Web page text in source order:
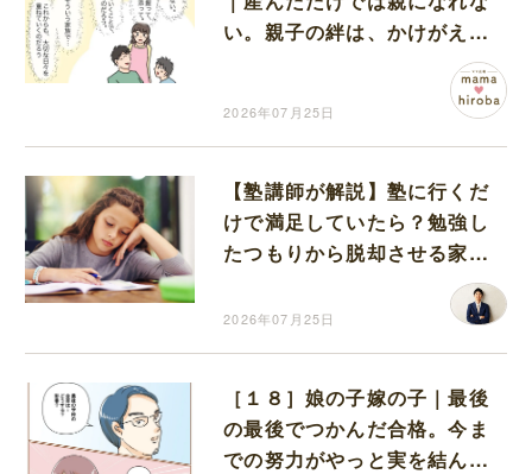
い。親子の絆は、かけがえの
2026年07月25日
【塾講師が解説】塾に行くだ
けで満足していたら？勉強し
たつもりから脱却させる家庭
2026年07月25日
［１８］娘の子嫁の子｜最後
の最後でつかんだ合格。今ま
での努力がやっと実を結んで